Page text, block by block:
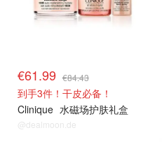
€61.99 €84.43
到手3件！干皮必备！
Clinique 水磁场护肤礼盒
@dealmoon.de